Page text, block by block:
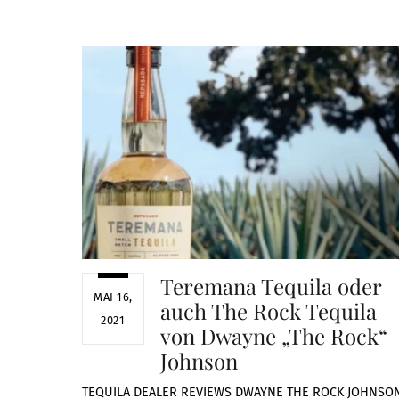
MAI 16,
2021
Teremana Tequila oder
auch The Rock Tequila
von Dwayne „The Rock“
Johnson
TEQUILA DEALER REVIEWS DWAYNE THE ROCK